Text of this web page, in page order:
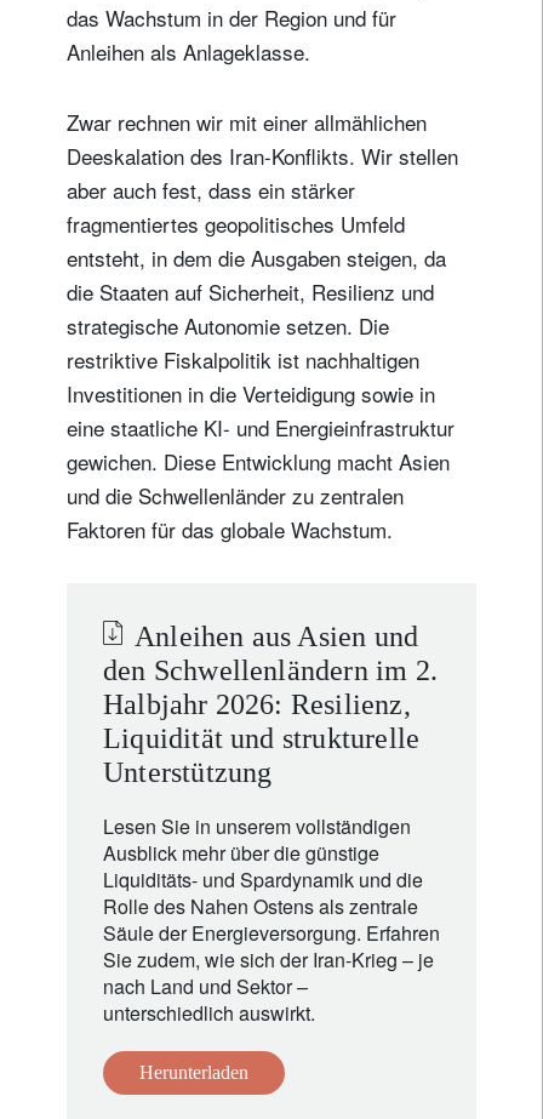
das Wachstum in der Region und für
Anleihen als Anlageklasse.
Zwar rechnen wir mit einer allmählichen
Deeskalation des Iran-Konflikts. Wir stellen
aber auch fest, dass ein stärker
fragmentiertes geopolitisches Umfeld
entsteht, in dem die Ausgaben steigen, da
die Staaten auf Sicherheit, Resilienz und
strategische Autonomie setzen. Die
restriktive Fiskalpolitik ist nachhaltigen
Investitionen in die Verteidigung sowie in
eine staatliche KI- und Energieinfrastruktur
gewichen. Diese Entwicklung macht Asien
und die Schwellenländer zu zentralen
Faktoren für das globale Wachstum.
Anleihen aus Asien und
den Schwellenländern im 2.
Halbjahr 2026: Resilienz,
Liquidität und strukturelle
Unterstützung
Lesen Sie in unserem vollständigen
Ausblick mehr über die günstige
Liquiditäts- und Spardynamik und die
Rolle des Nahen Ostens als zentrale
Säule der Energieversorgung. Erfahren
Sie zudem, wie sich der Iran-Krieg – je
nach Land und Sektor –
unterschiedlich auswirkt.
Herunterladen